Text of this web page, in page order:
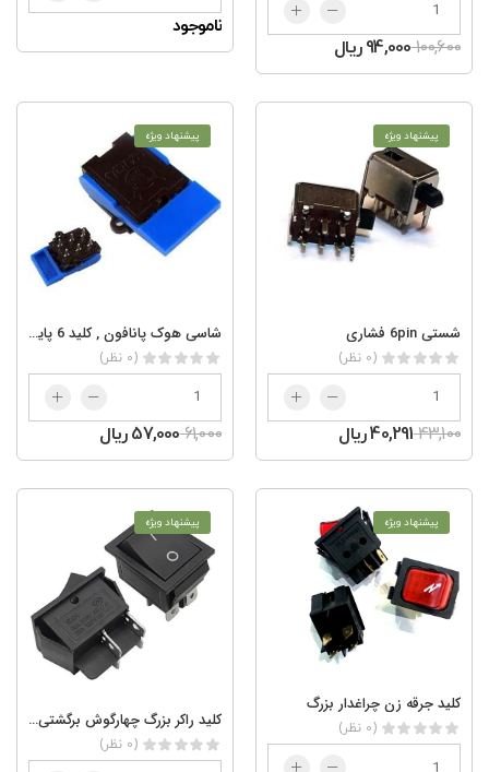
100,60094,000 ریال
ناموجود
پیشنهاد ویژه
شستی 6pin فشاری
(0 نظر)
43,10040,291 ریال
پیشنهاد ویژه
شاسی هوک پانافون , کلید 6 پایه تلفنی , کلید پالسی
(0 نظر)
61,00057,000 ریال
پیشنهاد ویژه
کلید جرقه زن چراغدار بزرگ
(0 نظر)
پیشنهاد ویژه
کلید راکر بزرگ چهارگوش برگشتی KCD4-201S 4PIN
(0 نظر)